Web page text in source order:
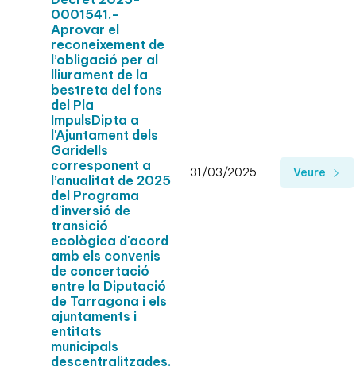
0001541.-
Aprovar el
reconeixement de
l’obligació per al
lliurament de la
bestreta del fons
del Pla
ImpulsDipta a
l'Ajuntament dels
Garidells
corresponent a
l’anualitat de 2025
del Programa
d'inversió de
transició
ecològica d'acord
amb els convenis
de concertació
entre la Diputació
de Tarragona i els
ajuntaments i
entitats
municipals
descentralitzades.
31/03/2025 Veure